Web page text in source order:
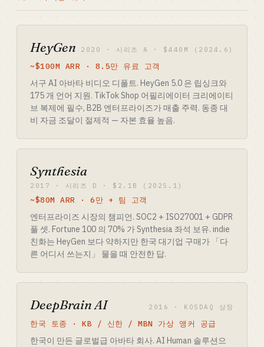
HeyGen 2020 · 시리즈 A · $440M (2024.6)
~$100M ARR · 8.5만 유료 고객
서구 AI 아바타 비디오 디폴트. HeyGen 5.0 은 립싱크와
175 개 언어 지원. TikTok Shop 어필리에이터 크리에이티
브 복제에 필수, B2B 엔터프라이즈가 매출 주력. 동종 대
비 자금 조달이 절제적 — 자본 효율 높음.
Synthesia
2017 · 시리즈 D · $2.1B (2025.1)
~$80M ARR · 6만 + 팀 고객
엔터프라이즈 시장의 챔피언. SOC2 + ISO27001 + GDPR
풀 셋. Fortune 100 의 70% 가 Synthesia 좌석 보유. indie
친화는 HeyGen 보다 약하지만 한국 대기업 구매가 「다
른 어디서 쓰는지」 물을 때 안전한 답.
DeepBrain AI 2016 · KOSDAQ 상장
한국 토종 · KB / 신한 / MBN 가상 앵커 공급
한국이 만든 글로벌급 아바타 회사. AI Human 솔루션으